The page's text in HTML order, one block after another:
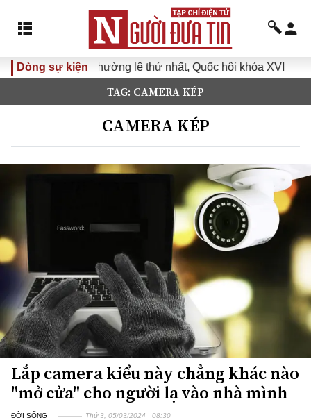
Dòng sự kiện
thường lệ thứ nhất, Quốc hội khóa XVI Đưa Nghị
TAG: CAMERA KÉP
CAMERA KÉP
Lắp camera kiểu này chẳng khác nào
"mở cửa" cho người lạ vào nhà mình
ĐỜI SỐNG Thứ 3, 05/03/2024 | 08:30